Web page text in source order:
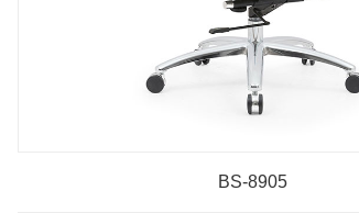
BS-8905